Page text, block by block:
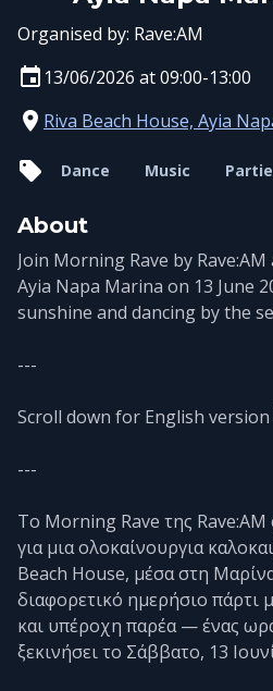
Organised by: Rave:AM
13/06/2026 at 09:00-13:00
Riva Beach House, Ayia
Dance Music
About
Join Morning Rave by
Ayia Napa Marina on 13 June
sunshine and dancing by the
---
Scroll down for English version
---
Το Morning Rave της Rave:AM
για μια ολοκαίνουργια
Beach House, μέσα στη
διαφορετικό ημερήσιο πάρτι
και υπέροχη παρέα — ένας
ξεκινήσει το Σάββατο, 13